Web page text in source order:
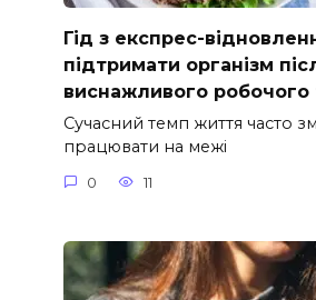
Гід з експрес-
підтримати організм
виснажливого робочого
Сучасний темп життя часто
працювати на межі
0 11